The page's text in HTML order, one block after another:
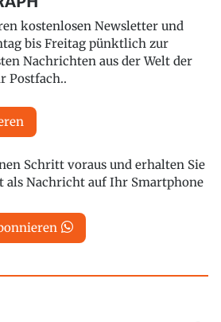
kostenlosen Newsletter und
bis Freitag pünktlich zur
Nachrichten aus der Welt der
Postfach..
Schritt voraus und erhalten Sie
als Nachricht auf Ihr Smartphone